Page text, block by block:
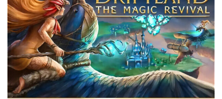
KONTAKT
PUBLISHING (EN)